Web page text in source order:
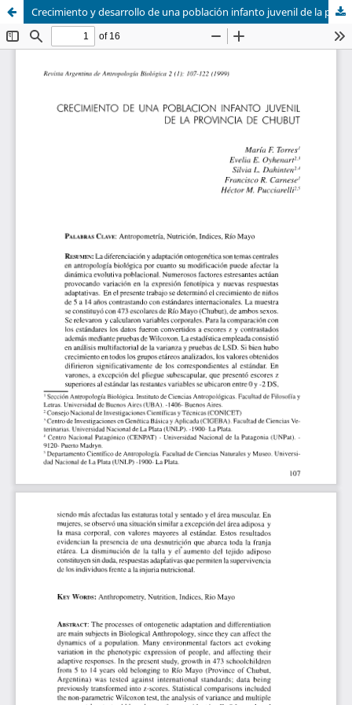
Crecimiento y desarrollo de una población infanto juvenil de la provincia de Chubut